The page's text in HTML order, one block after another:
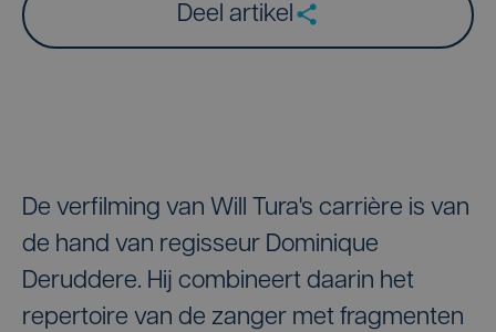
Deel artikel
De verfilming van Will Tura's carrière is van
de hand van regisseur Dominique
Deruddere. Hij combineert daarin het
repertoire van de zanger met fragmenten